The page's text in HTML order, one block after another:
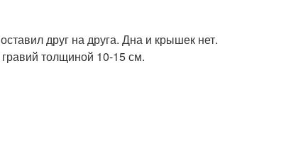
друг на друга. Дна и крышек нет.
толщиной 10-15 см.